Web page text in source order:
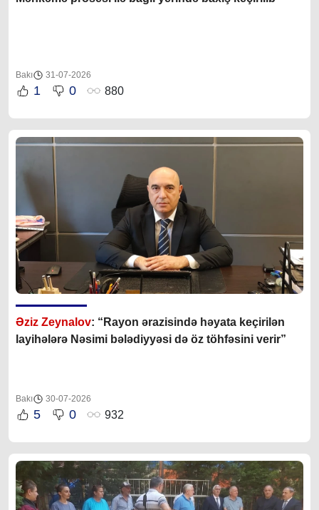
Bakı 31-07-2026
1 0 880
Əziz Zeynalov: “Rayon ərazisində həyata keçirilən
layihələrə Nəsimi bələdiyyəsi də öz töhfəsini verir”
Bakı 30-07-2026
5 0 932